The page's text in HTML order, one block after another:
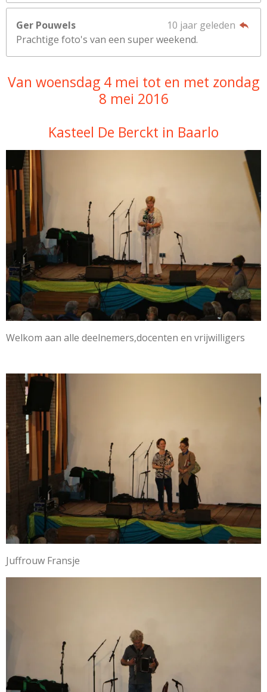
Ger Pouwels
10 jaar geleden
Prachtige foto's van een super weekend.
Van woensdag 4 mei tot en met zondag
8 mei 2016
Kasteel De Berckt in Baarlo
Welkom aan alle deelnemers,docenten en vrijwilligers
Juffrouw Fransje